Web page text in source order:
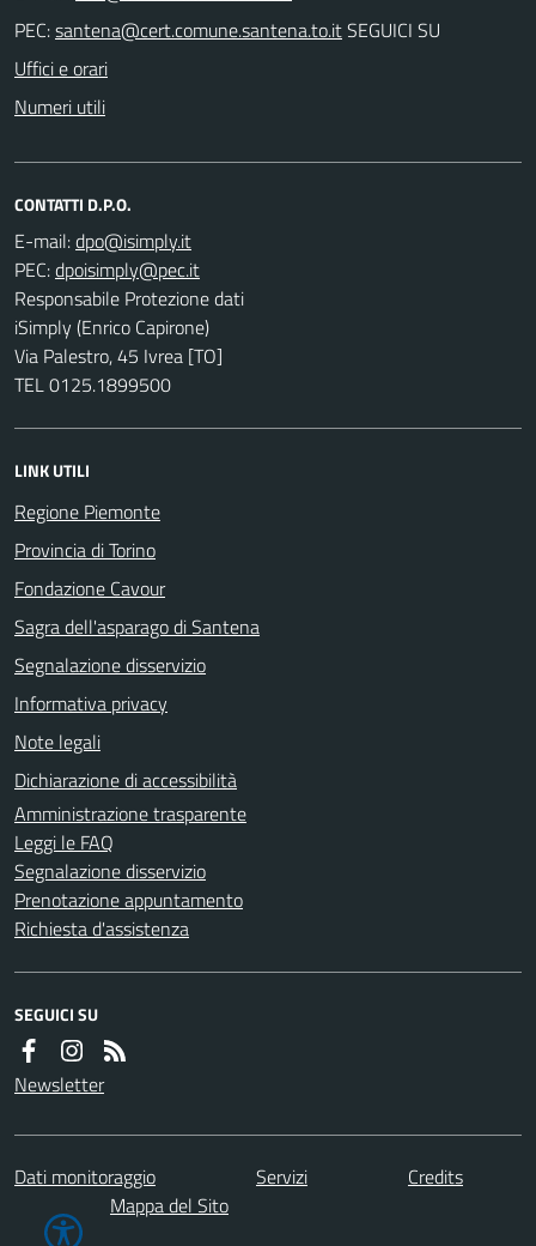
PEC:
SEGUICI SU
Uffici e orari
Numeri utili
CONTATTI D.P.O.
E-mail:
PEC:
Responsabile Protezione dati
iSimply (Enrico Capirone)
Via Palestro, 45 Ivrea [TO]
TEL 0125.1899500
LINK UTILI
Regione Piemonte
Provincia di Torino
Fondazione Cavour
Sagra dell'asparago di Santena
Segnalazione disservizio
Informativa privacy
Note legali
Dichiarazione di accessibilità
Amministrazione trasparente
Leggi le FAQ
Segnalazione disservizio
Prenotazione appuntamento
Richiesta d'assistenza
SEGUICI SU
Newsletter
Dati monitoraggio Servizi
Credits
Mappa del Sito